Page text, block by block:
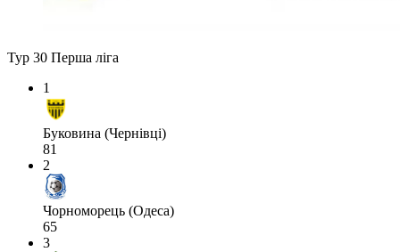
Тур 30 Перша ліга
1
Буковина (Чернівці)
81
2
Чорноморець (Одеса)
65
3